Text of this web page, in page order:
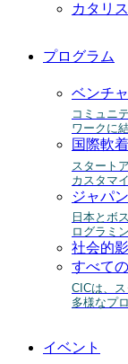
カタリ
プログラム
ベンチ
コミュニ
ワークに
国際軟
スタート
カスタマ
ジャパ
日本とボ
ログラミ
社会的
すべて
CICは、
多様なプ
イベント